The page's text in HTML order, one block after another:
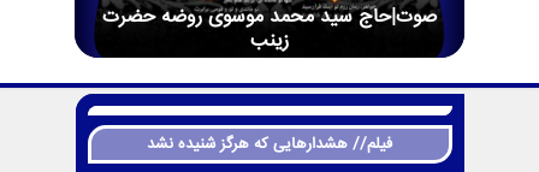
صوت|حاج سید محمد موسوی روضه حضرت
زینب
فیلم// هشدارهایی که هرگز شنیده نشد